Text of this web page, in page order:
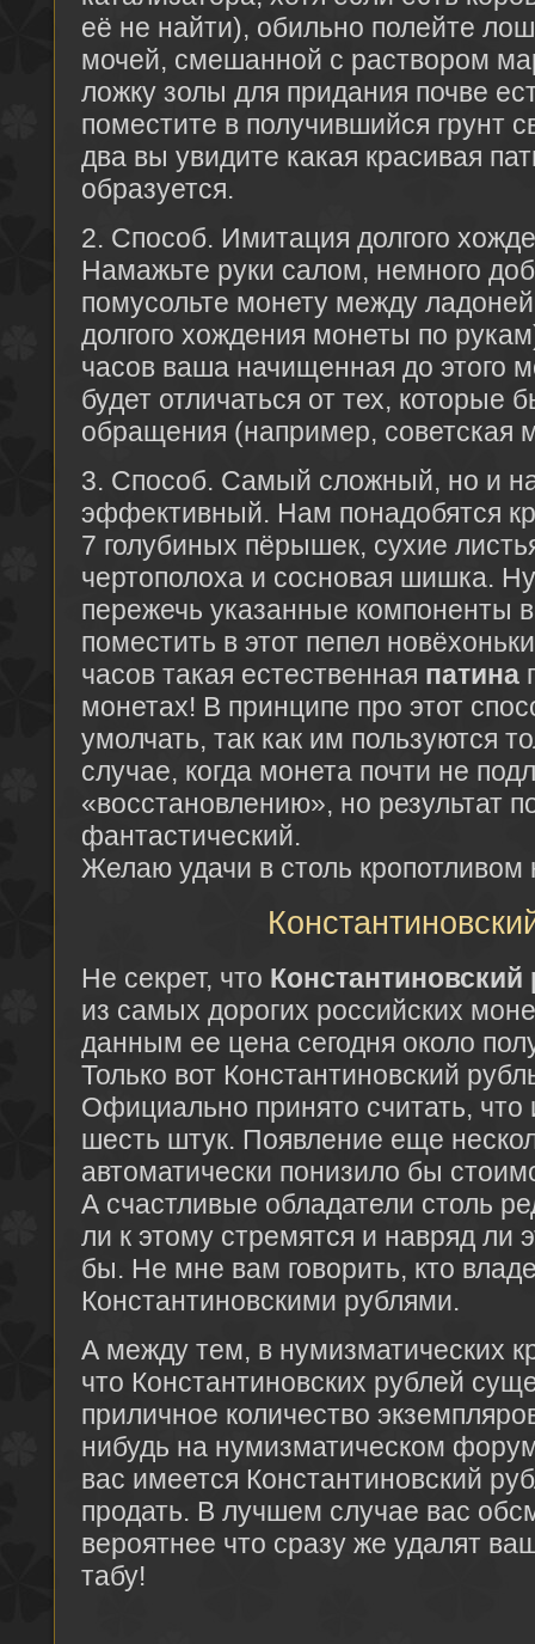
её не найти), обильно полейте
мочей, смешанной с раствором
ложку золы для придания почве
поместите в получившийся грунт
два вы увидите какая красивая
образуется.
2. Способ. Имитация долгого
Намажьте руки салом, немного
помусольте монету между
долгого хождения монеты по
часов ваша начищенная до этого
будет отличаться от тех, которые
обращения (например, советская
3. Способ. Самый сложный, но и
эффективный. Нам понадобятся
7 голубиных пёрышек, сухие
чертополоха и сосновая шишка.
пережечь указанные компоненты
поместить в этот пепел
часов такая естественная патина
монетах! В принципе про этот
умолчать, так как им пользуются
случае, когда монета почти не
«восстановлению», но результат
фантастический.
Желаю удачи в столь кропотливом
Не секрет, что Константиновский
из самых дорогих российских
данным ее цена сегодня около
Только вот Константиновский
Официально принято считать,
шесть штук. Появление еще
автоматически понизило бы
А счастливые обладатели столь
ли к этому стремятся и навряд ли
бы. Не мне вам говорить, кто
Константиновскими рублями.
А между тем, в нумизматических
что Константиновских рублей
приличное количество
нибудь на нумизматическом
вас имеется Константиновский
продать. В лучшем случае вас
вероятнее что сразу же удалят
табу!